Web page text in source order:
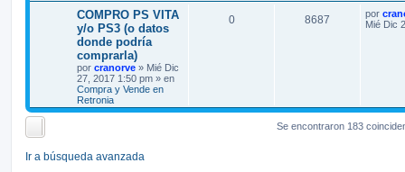
COMPRO PS VITA
y/o PS3 (o datos
donde podría
comprarla)
por cranorve » Mié Dic
27, 2017 1:50 pm » en
Compra y Vende en
Retronia
0 8687 por
Mié Dic
Se encontraron 183
Ir a búsqueda avanzada